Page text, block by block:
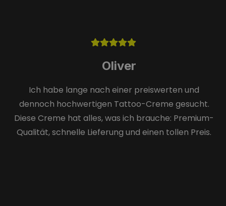
Stefan
Selten finde ich ein Angebot, das sowohl günstig als
auch qualitativ hochwertig ist. Das Hologramm gab
mir die Sicherheit, ein wirklich erstklassiges Produkt
zu erhalten, und die schnelle Lieferung war